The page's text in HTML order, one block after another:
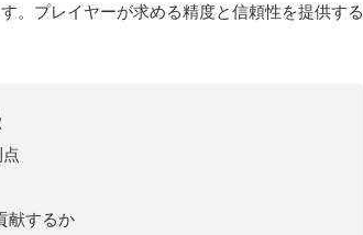
。プレイヤーが求める精度と信頼性を提供する
献するか